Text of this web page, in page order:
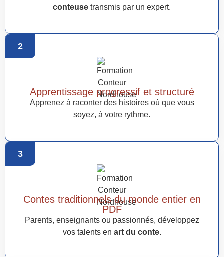
conteuse transmis par un expert.
2
Apprentissage progressif et structuré
Apprenez à raconter des histoires où que vous
soyez, à votre rythme.
3
Contes traditionnels du monde entier en
PDF
Parents, enseignants ou passionnés, développez
vos talents en art du conte.